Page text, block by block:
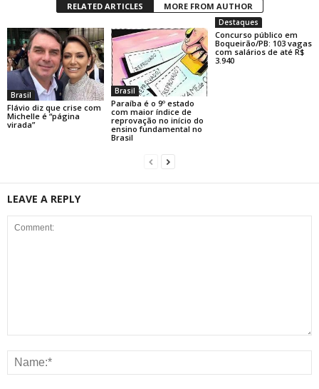
RELATED ARTICLES MORE FROM AUTHOR
Brasil
Flávio diz que crise com
Michelle é “página
virada”
Brasil
Paraíba é o 9º estado
com maior índice de
reprovação no início do
ensino fundamental no
Brasil
Destaques
Concurso público em
Boqueirão/PB: 103 vagas
com salários de até R$
3.940
LEAVE A REPLY